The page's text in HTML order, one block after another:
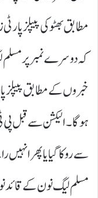
مطابق بھٹو کی پیپلز
کہ دوسرے نمبر پر مسلم
خبروں کے مطابق پیپلز
ہو گا۔ الیکشن سے قبل
سے روکا گیا یا پھر
مسلم لیگ نون کے قائد